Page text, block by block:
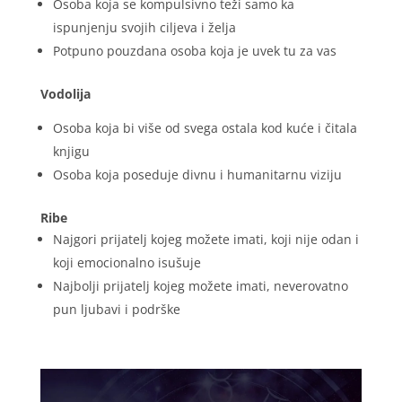
Osoba koja se kompulsivno teži samo ka
ispunjenju svojih ciljeva i želja
Potpuno pouzdana osoba koja je uvek tu za vas
Vodolija
Osoba koja bi više od svega ostala kod kuće i čitala
knjigu
Osoba koja poseduje divnu i humanitarnu viziju
Ribe
Najgori prijatelj kojeg možete imati, koji nije odan i
koji emocionalno isušuje
Najbolji prijatelj kojeg možete imati, neverovatno
pun ljubavi i podrške